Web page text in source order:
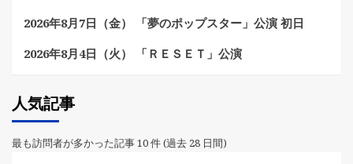
2026年8月7日（金） 「夢のポップスター」公演 初日
2026年8月4日（火） 「ＲＥＳＥＴ」公演
人気記事
最も訪問者が多かった記事 10 件 (過去 28 日間)